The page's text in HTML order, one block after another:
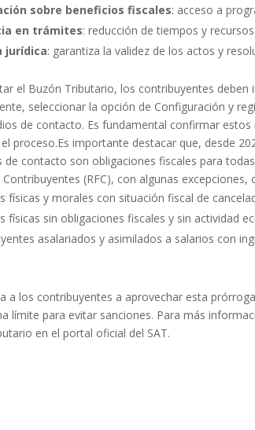
sobre beneficios fiscales: acceso a
en trámites: reducción de tiempos y
jurídica: garantiza la validez de los actos y
el Buzón Tributario, los contribuyentes deben
seleccionar la opción de Configuración y
de contacto. Es fundamental confirmar
proceso.Es importante destacar que, desde
de contacto son obligaciones fiscales para
Contribuyentes (RFC), con algunas excepciones,
físicas y morales con situación fiscal de
físicas sin obligaciones fiscales y sin actividad
asalariados y asimilados a salarios con
a los contribuyentes a aprovechar esta
límite para evitar sanciones. Para más
en el portal oficial del SAT.